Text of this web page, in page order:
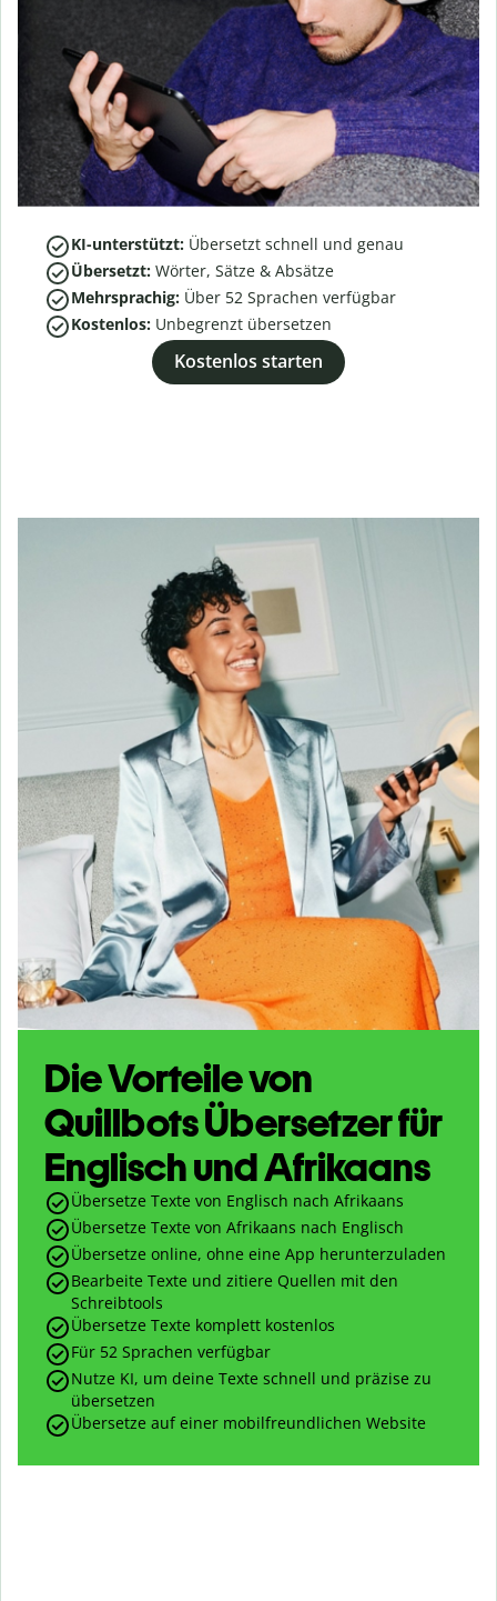
KI-unterstützt: Übersetzt schnell und genau
Übersetzt: Wörter, Sätze & Absätze
Mehrsprachig: Über 52 Sprachen verfügbar
Kostenlos: Unbegrenzt übersetzen
Kostenlos starten
Die Vorteile von
Quillbots Übersetzer für
Englisch und Afrikaans
Übersetze Texte von Englisch nach Afrikaans
Übersetze Texte von Afrikaans nach Englisch
Übersetze online, ohne eine App herunterzuladen
Bearbeite Texte und zitiere Quellen mit den
Schreibtools
Übersetze Texte komplett kostenlos
Für 52 Sprachen verfügbar
Nutze KI, um deine Texte schnell und präzise zu
übersetzen
Übersetze auf einer mobilfreundlichen Website